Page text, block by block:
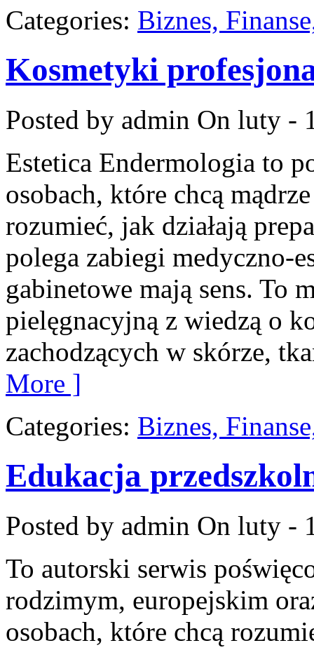
Categories: Biznes,
Kosmetyki
Posted by admin On luty -
Estetica Endermologia to
osobach, które chcą
rozumieć, jak działają
polega zabiegi medyczno-
gabinetowe mają sens. To
pielęgnacyjną z wiedzą o
zachodzących w skórze,
More ]
Categories: Biznes,
Edukacja
Posted by admin On luty -
To autorski serwis
rodzimym, europejskim
osobach, które chcą